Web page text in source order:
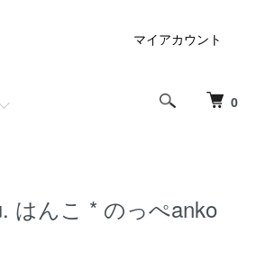
0
マイアカウント
はんこ * のっぺanko